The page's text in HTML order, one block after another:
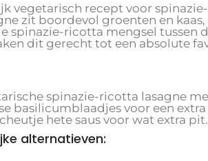
vegetarisch recept voor
zit boordevol groenten en
spinazie-ricotta mengsel tussen
dit gerecht tot een absolute
spinazie-ricotta lasagne
basilicumblaadjes voor een
hete saus voor wat extra pit.
alternatieven: